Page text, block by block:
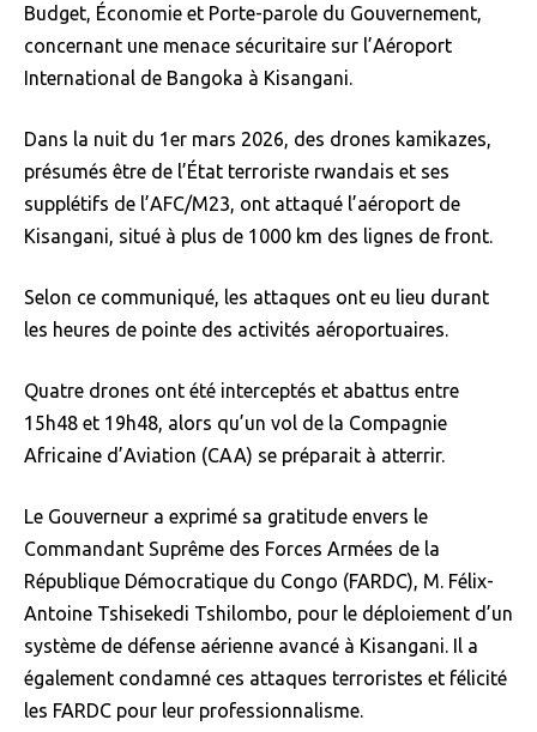
Budget, Économie et Porte-parole du Gouvernement,
concernant une menace sécuritaire sur l’Aéroport
International de Bangoka à Kisangani.
Dans la nuit du 1er mars 2026, des drones kamikazes,
présumés être de l’État terroriste rwandais et ses
supplétifs de l’AFC/M23, ont attaqué l’aéroport de
Kisangani, situé à plus de 1000 km des lignes de front.
Selon ce communiqué, les attaques ont eu lieu durant
les heures de pointe des activités aéroportuaires.
Quatre drones ont été interceptés et abattus entre
15h48 et 19h48, alors qu’un vol de la Compagnie
Africaine d’Aviation (CAA) se préparait à atterrir.
Le Gouverneur a exprimé sa gratitude envers le
Commandant Suprême des Forces Armées de la
République Démocratique du Congo (FARDC), M. Félix-
Antoine Tshisekedi Tshilombo, pour le déploiement d’un
système de défense aérienne avancé à Kisangani. Il a
également condamné ces attaques terroristes et félicité
les FARDC pour leur professionnalisme.